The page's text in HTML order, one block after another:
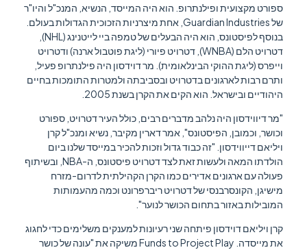
ספורט מקצועית ופילנתרופ. הוא היה המייסד, הנשיא, המנכ"ל והיו"ר
של Guardian Industries, אחת מיצרניות הזכוכית הגדולות בעולם.
בנוסף לפיסטונס, הוא היה הבעלים של טמפה ביי לייטנינג (NHL),
דטרויט הלם (WNBA), דטרויט פיורי (ליגת פוטבול ארנה) ודטרויט
וייפרס (ליגת ההוקי הבינלאומית). מר דוידסון היה פילנתרופ פעיל,
ותרם רבות לארגונים בדטרויט ובסביבתה ולמטרות התומכות בחיים
היהודיים ובישראל. הוא הקים את הקרן בשנת 2005.
"מר דיווידסון היה נלהב מדברים רבים, כולל העיר דטרויט, ספורט
וכושר, וכמובן, הפיסטונס", אמר דארין מקיבר, נשיא ומנכ"ל קרן
ויליאם דייווידסון. "זה כבוד גדול וזכות להכיר במייסד שלנו ביום
הולדתו המאה ולעשות זאת לצד דטרויט פיסטונס, ה-NBA, ובשיתוף
פעולה עם ארגונים אדירים כמו הקרן הקהילתית לדרום-מזרח
מישיגן, הקונסרבנסי של דטרויט ריברפרונט וכמה מהעמותות
המובילות באזור בתחום הכושר לנוער".
קרן ויליאם דוידסון פיתחה שני רעיונות למענקים משלימים כדי לחגוג
את מייסדה. Funds to Project Play משיקה את "עונה של כושר